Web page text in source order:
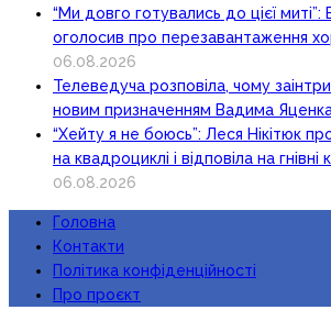
“Ми довго готувались до цієї
оголосив про перезавантаження
06.08.2026
Телеведуча розповіла, чому
новим призначенням Вадима
“Хейту я не боюсь”: Леся Нікітюк
на квадроциклі і відповіла на гнівні
06.08.2026
Головна
Контакти
Політика конфіденційності
Про проєкт